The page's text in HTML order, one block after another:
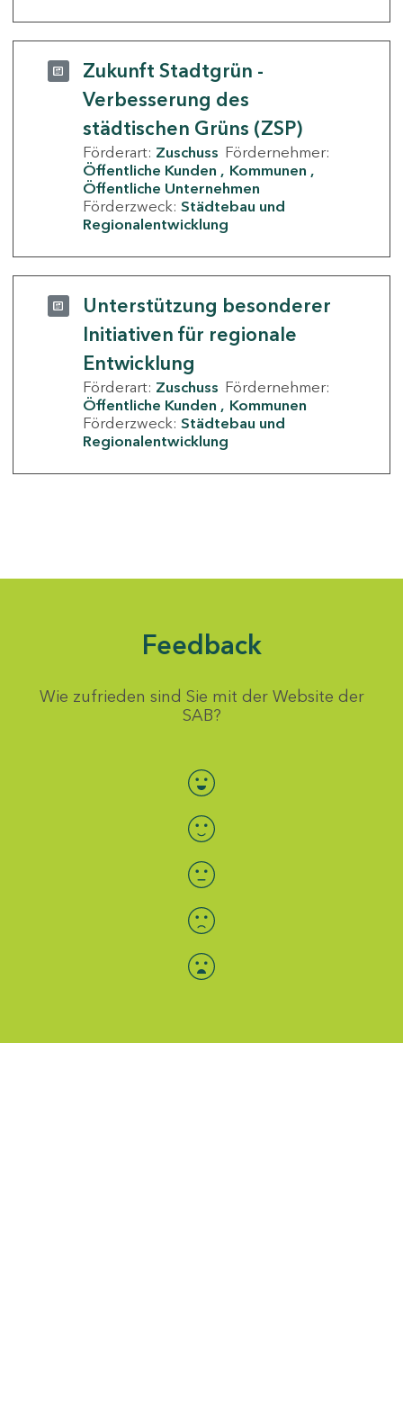
Zukunft Stadtgrün -
Verbesserung des
städtischen Grüns (ZSP)
Förderart: Zuschuss Fördernehmer:
Öffentliche Kunden
Kommunen
Öffentliche Unternehmen
Förderzweck: Städtebau und
Regionalentwicklung
Unterstützung besonderer
Initiativen für regionale
Entwicklung
Förderart: Zuschuss Fördernehmer:
Öffentliche Kunden
Kommunen
Förderzweck: Städtebau und
Regionalentwicklung
Feedback
Wie zufrieden sind Sie mit der Website der
SAB?
Bewertung auswählen